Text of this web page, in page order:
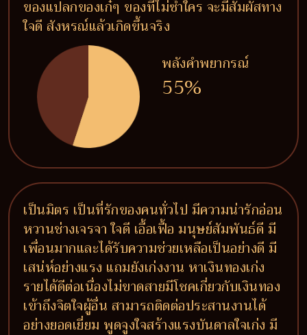
ของแปลกของเก๋ๆ ของที่ไม่ซ้ำใคร จะมีสัมผัสทาง
ใจดี สังหรณ์แล้วเกิดขึ้นจริง
พลังคำพยากรณ์
55%
เป็นมิตร เป็นที่รักของคนทั่วไป มีความน่ารักอ่อน
หวานช่างเจรจา ใจดี เอื้อเฟื้อ มนุษย์สัมพันธ์ดี มี
เพื่อนมากและได้รับความช่วยเหลือเป็นอย่างดี มี
เสน่ห์อย่างแรง แถมยังเก่งงาน หาเงินทองเก่ง
รายได้ดีต่อเนื่องไม่ขาดสายมีโชคเกี่ยวกับเงินทอง
เข้าถึงจิตใจผู้อื่น สามารถติดต่อประสานงานได้
อย่างยอดเยี่ยม พูดจูงใจสร้างแรงบันดาลใจเก่ง มี